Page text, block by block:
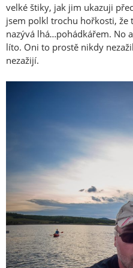
velké štiky, jak jim ukazuji
jsem polkl trochu hořkosti,
nazývá lhá…pohádkářem. No
líto. Oni to prostě nikdy
nezažijí.